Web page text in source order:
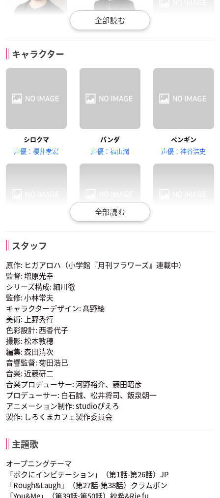
グリズリー
羽多野渉
半田くん
川島得愛
リンリン
小西克幸
常勤パンダ
ラマ
花澤香菜
メイメイ
キャラクター
シロクマ
声優：櫻井孝宏
パンダ
声優：福山潤
ペンギン
声優：神谷浩史
声優：中村悠一
半田くん
声優：羽多野渉
スタッフ
原作: ヒガアロハ（小学館『月刊フラワーズ』連載中）
監督: 増原光幸
シリーズ構成: 細川徹
監修: 小林常夫
キャラクターデザイン: 髙野綾
美術: 上野秀行
色彩設計: 西香代子
撮影: 松本敦穂
編集: 森田清次
音響監督: 菊田浩巳
音楽: 近藤研二
音楽プロデューサー: 河野裕介、藤田昭彦
プロデューサー: 白石誠、松井将司、飯泉朝一
アニメーション制作: studioぴえろ
製作: しろくまカフェ製作委員会
主題歌
オープニングテーマ
「ボクにインビテーション」（第1話-第26話）JP
「Rough&Laugh」（第27話-第38話）クラムボン
「You&Me」（第39話-第50話）紗希&Rie fu